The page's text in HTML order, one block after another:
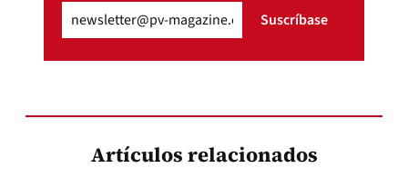
(Obligatorio) Suscríbase
Artículos relacionados